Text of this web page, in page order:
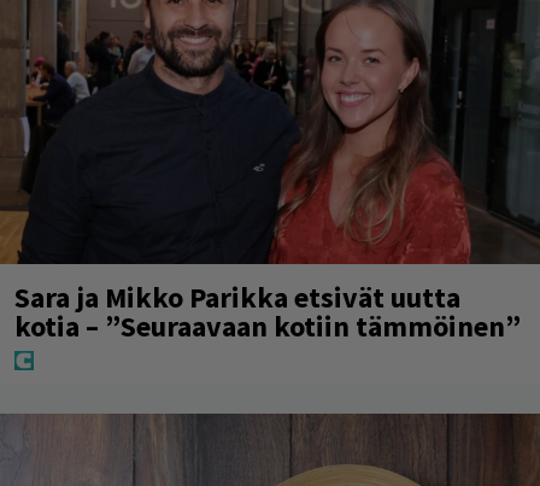
Sara ja Mikko Parikka etsivät uutta
kotia – ”Seuraavaan kotiin tämmöinen”